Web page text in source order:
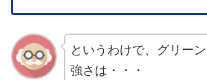
というわけで、グリー
強さは・・・